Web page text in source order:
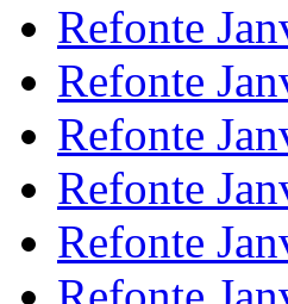
Refonte
Refonte
Refonte
Refonte
Refonte